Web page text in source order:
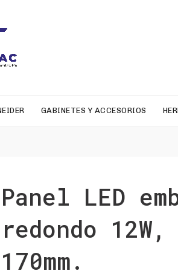
GABINETES Y ACCESORIOS
Panel LED
redondo
170mm.